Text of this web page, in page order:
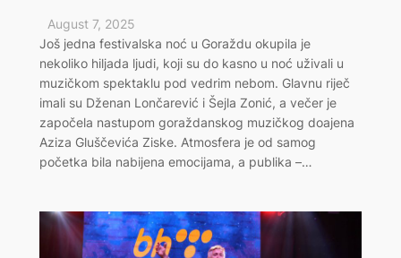
August 7, 2025
Još jedna festivalska noć u Goraždu okupila je
nekoliko hiljada ljudi, koji su do kasno u noć uživali u
muzičkom spektaklu pod vedrim nebom. Glavnu riječ
imali su Dženan Lončarević i Šejla Zonić, a večer je
započela nastupom goraždanskog muzičkog doajena
Aziza Gluščevića Ziske. Atmosfera je od samog
početka bila nabijena emocijama, a publika –…